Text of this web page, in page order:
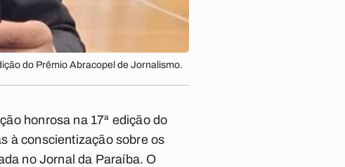
do Prêmio Abracopel de Jornalismo.
honrosa na 17ª edição do
à conscientização sobre os
no Jornal da Paraíba. O